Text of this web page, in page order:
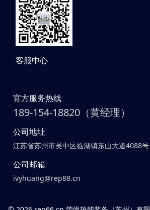
客服中心
官方服务热线
189-154-18820（黄经理）
公司地址
江苏省苏州市吴中区临湖镇东山大道4088号
公司邮箱
ivyhuang@rep88.cn